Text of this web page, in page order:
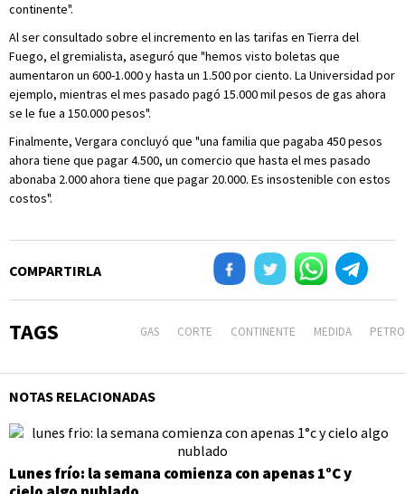
continente".
Al ser consultado sobre el incremento en las tarifas en Tierra del
Fuego, el gremialista, aseguró que "hemos visto boletas que
aumentaron un 600-1.000 y hasta un 1.500 por ciento. La Universidad por
ejemplo, mientras el mes pasado pagó 15.000 mil pesos de gas ahora
se le fue a 150.000 pesos".
Finalmente, Vergara concluyó que "una familia que pagaba 450 pesos
ahora tiene que pagar 4.500, un comercio que hasta el mes pasado
abonaba 2.000 ahora tiene que pagar 20.000. Es insostenible con estos
costos".
COMPARTIRLA
TAGS GAS CORTE CONTINENTE MEDIDA
NOTAS RELACIONADAS
Lunes frío: la semana comienza con apenas 1°C y